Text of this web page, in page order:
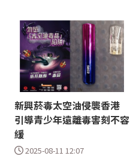
新興菸毒太空油侵襲香港
引導青少年遠離毒害刻不容
緩
2025-08-11 12:07